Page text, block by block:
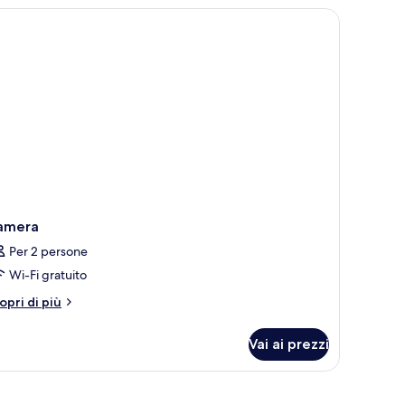
Per 2 persone
Wi-Fi gratuito
di più
Vai ai prezzi